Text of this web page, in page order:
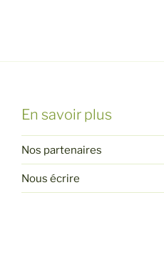
En savoir plus
Nos partenaires
Nous écrire